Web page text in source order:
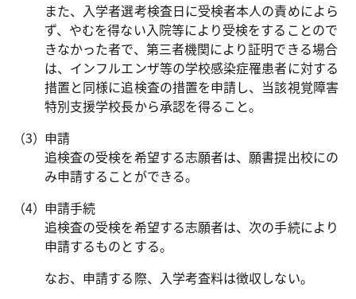
また、入学者選考検査日に受検者本人の責めによら
ず、やむを得ない入院等により受検をすることので
きなかった者で、第三者機関により証明できる場合
は、インフルエンザ等の学校感染症罹患者に対する
措置と同様に追検査の措置を申請し、当該視覚障害
特別支援学校長から承認を得ること。
申請
追検査の受検を希望する志願者は、願書提出校にの
み申請することができる。
申請手続
追検査の受検を希望する志願者は、次の手続により
申請するものとする。
なお、申請する際、入学考査料は徴収しない。